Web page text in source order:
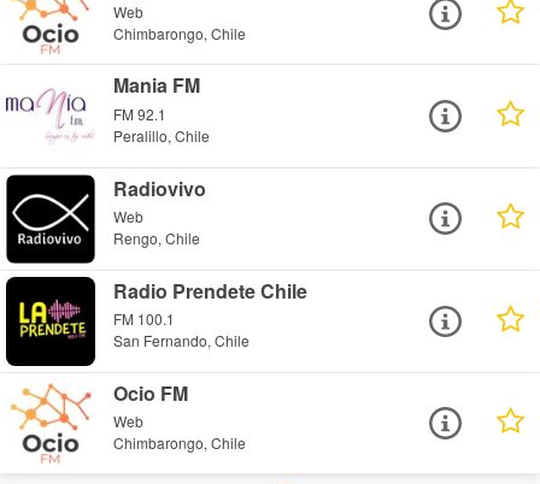
Web
Chimbarongo, Chile
Mania FM
FM 92.1
Peralillo, Chile
Radiovivo
Web
Rengo, Chile
Radio Prendete Chile
FM 100.1
San Fernando, Chile
Ocio FM
Web
Chimbarongo, Chile